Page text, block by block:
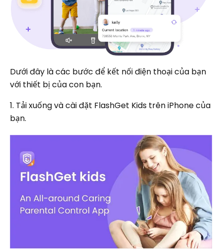
Dưới đây là các bước để kết nối điện thoại của bạn
với thiết bị của con bạn.
1. Tải xuống và cài đặt FlashGet Kids trên iPhone của
bạn.